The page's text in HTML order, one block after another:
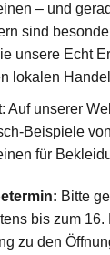
– und
sind
unsere Echt
lokalen
Auf unserer
Beispiele
für
Bitte
bis zum
zu den